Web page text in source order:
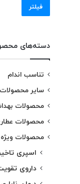
حداقل
قیمت
حداکثر
قیمت
فیلتر
دسته‌های
تناسب اندام
سایر محصولات
محصولات
محصولات
محصولات ویژه
اسپری
داروی